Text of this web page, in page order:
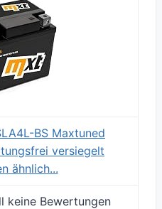
BS Maxtuned
versiegelt
ähnlich...
keine Bewertungen